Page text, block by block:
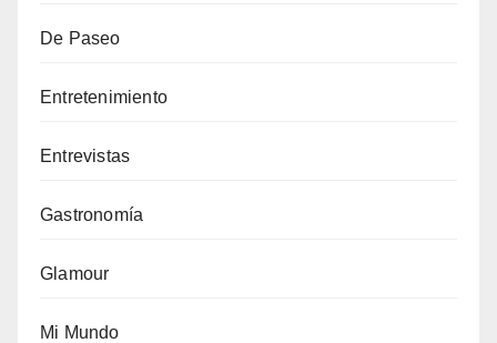
De Paseo
Entretenimiento
Entrevistas
Gastronomía
Glamour
Mi Mundo